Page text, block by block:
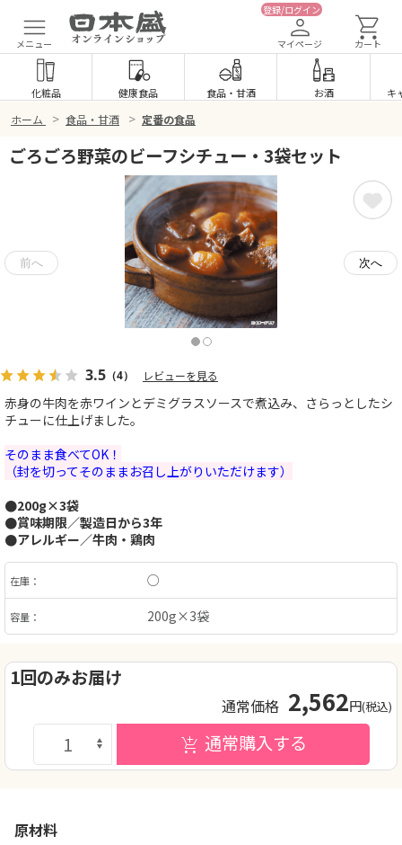
メニュー
登録/ログイン
マイページ カート
化粧品 健康食品 食品・ 甘酒 お酒 キ
ホーム > 食品・甘酒 > 定番の食品
ごろごろ野菜のビーフシチュー・3袋セット
3.5 （4） レビューを見る
赤身の牛肉を赤ワインとデミグラスソースで煮込み、さらっとしたシ
チューに仕上げました。
そのまま食べてOK！
（封を切ってそのままお召し上がりいただけます）
●200g×3袋
●賞味期限／製造日から3年
●アレルギー／牛肉・鶏肉
在庫： ○
容量： 200g×3袋
1回のみお届け
通常価格 2,562円(税込)
通常購入する
原材料